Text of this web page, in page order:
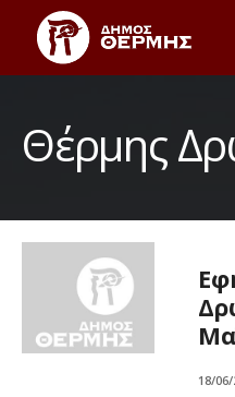
Θέρμης
18/